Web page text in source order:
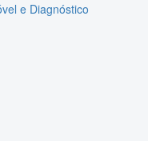
e Diagnóstico